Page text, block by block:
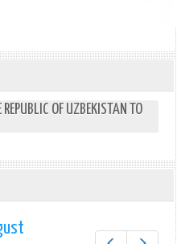
OF UZBEKISTAN TO